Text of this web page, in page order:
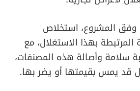
وفق المشروع، استخلاص
المرتبطة بهذا الاستغلال، مع
سلامة وأصالة هذه المصنفات،
قد يمس بقيمتها أو يضر بها.